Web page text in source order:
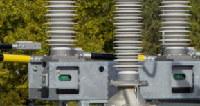
miljö och säkerhet
och Pegelskalor